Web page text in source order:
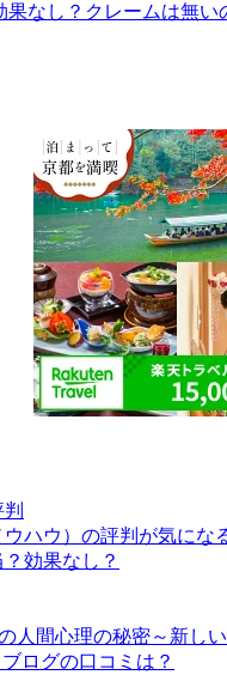
なし？クレームは無い
ハウ）の評判が気にな
効果なし？
の人間心理の秘密～新
ログの口コミは？